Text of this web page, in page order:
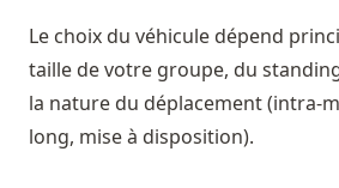
Le choix du véhicule dépend
taille de votre groupe, du
la nature du déplacement (intra-
long, mise à disposition).